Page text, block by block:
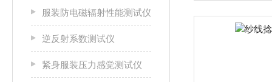
服装防电磁辐射性能测试仪
逆反射系数测试仪
紧身服装压力感觉测试仪